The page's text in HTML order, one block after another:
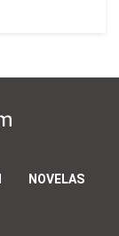
NOVELAS